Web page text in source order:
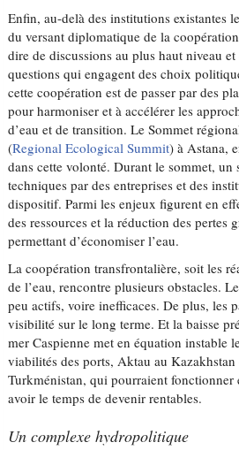
Enfin, au-delà des institutions existantes
du versant diplomatique de la
dire de discussions au plus haut niveau
questions qui engagent des choix
cette coopération est de passer par des
pour harmoniser et à accélérer les
d’eau et de transition. Le Sommet
(Regional Ecological Summit) à Astana,
dans cette volonté. Durant le sommet, un
techniques par des entreprises et des
dispositif. Parmi les enjeux figurent en
des ressources et la réduction des pertes
permettant d’économiser l’eau.
La coopération transfrontalière, soit les
de l’eau, rencontre plusieurs obstacles.
peu actifs, voire inefficaces. De plus, les
visibilité sur le long terme. Et la baisse
mer Caspienne met en équation instable
viabilités des ports, Aktau au
Turkménistan, qui pourraient fonctionner
avoir le temps de devenir rentables.
Un complexe hydropolitique